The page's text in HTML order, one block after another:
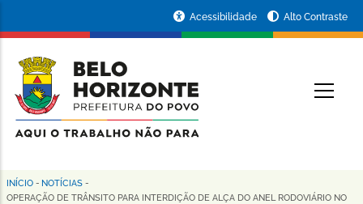
conteúdo
principal
da
Prefeitura
de
Horizonte
Acessibilidade Alto Contraste
Trilha
INÍCIO - NOTÍCIAS -
OPERAÇÃO DE TRÂNSITO PARA INTERDIÇÃO DE ALÇA DO ANEL RODOVIÁRIO NO